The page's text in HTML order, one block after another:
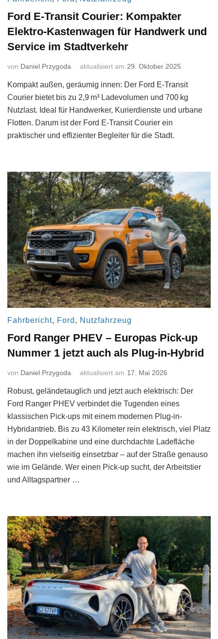
Ford E-Transit Courier: Kompakter
Elektro-Kastenwagen für Handwerk und
Service im Stadtverkehr
von Daniel Przygoda aktualisiert am 29. Oktober 2025
Kompakt außen, geräumig innen: Der Ford E-Transit
Courier bietet bis zu 2,9 m³ Ladevolumen und 700 kg
Nutzlast. Ideal für Handwerker, Kurierdienste und urbane
Flotten. Darum ist der Ford E-Transit Courier ein
praktischer und effizienter Begleiter für die Stadt.
Fahrbericht, Ford , Nutzfahrzeug
Ford Ranger PHEV – Europas Pick-up
Nummer 1 jetzt auch als Plug-in-Hybrid
von Daniel Przygoda aktualisiert am 17. Mai 2026
Robust, geländetauglich und jetzt auch elektrisch: Der
Ford Ranger PHEV verbindet die Tugenden eines
klassischen Pick-ups mit einem modernen Plug-in-
Hybridantrieb. Bis zu 43 Kilometer rein elektrisch, viel Platz
in der Doppelkabine und eine durchdachte Ladefläche
machen ihn vielseitig einsetzbar – auf der Straße genauso
wie im Gelände. Wer einen Pick-up sucht, der Arbeitstier
und Alltagspartner …